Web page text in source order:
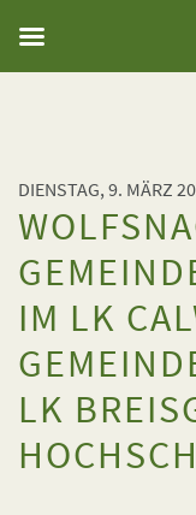
DIENSTAG, 9. MÄRZ
IM LK
LK